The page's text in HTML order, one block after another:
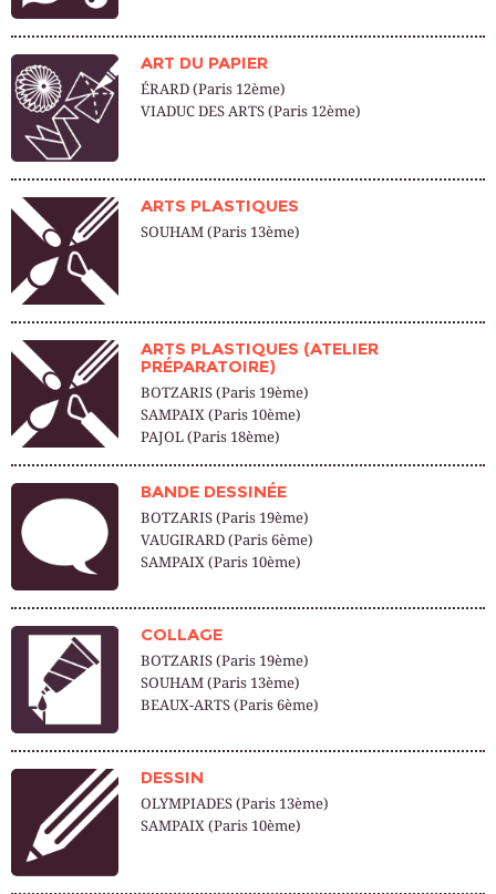
ART DU PAPIER
ÉRARD (Paris 12ème)
VIADUC DES ARTS (Paris 12ème)
ARTS PLASTIQUES
SOUHAM (Paris 13ème)
ARTS PLASTIQUES (ATELIER
PRÉPARATOIRE)
BOTZARIS (Paris 19ème)
SAMPAIX (Paris 10ème)
PAJOL (Paris 18ème)
BANDE DESSINÉE
BOTZARIS (Paris 19ème)
VAUGIRARD (Paris 6ème)
SAMPAIX (Paris 10ème)
COLLAGE
BOTZARIS (Paris 19ème)
SOUHAM (Paris 13ème)
BEAUX-ARTS (Paris 6ème)
DESSIN
OLYMPIADES (Paris 13ème)
SAMPAIX (Paris 10ème)